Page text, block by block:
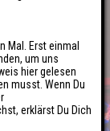
Mal. Erst einmal
um uns
hier gelesen
musst. Wenn Du
erklärst Du Dich